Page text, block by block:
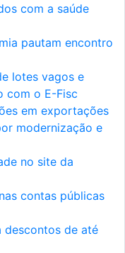
com a saúde
pautam encontro
lotes vagos e
com o E-Fisc
em exportações
modernização e
no site da
contas públicas
descontos de até